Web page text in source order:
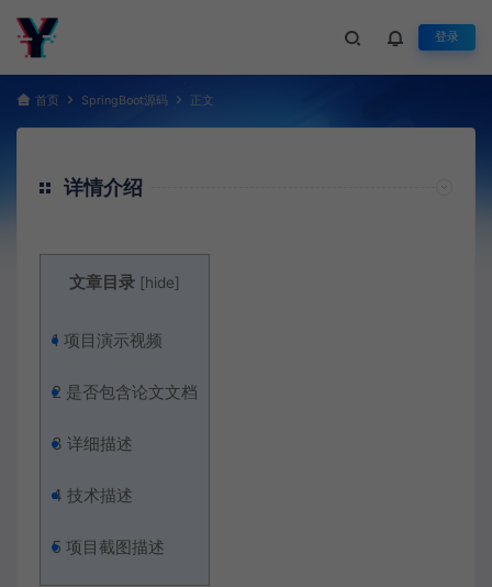
登录
首页 SpringBoot源码 正文
详情介绍
文章目录 [hide]
1 项目演示视频
2 是否包含论文文档
3 详细描述
4 技术描述
5 项目截图描述